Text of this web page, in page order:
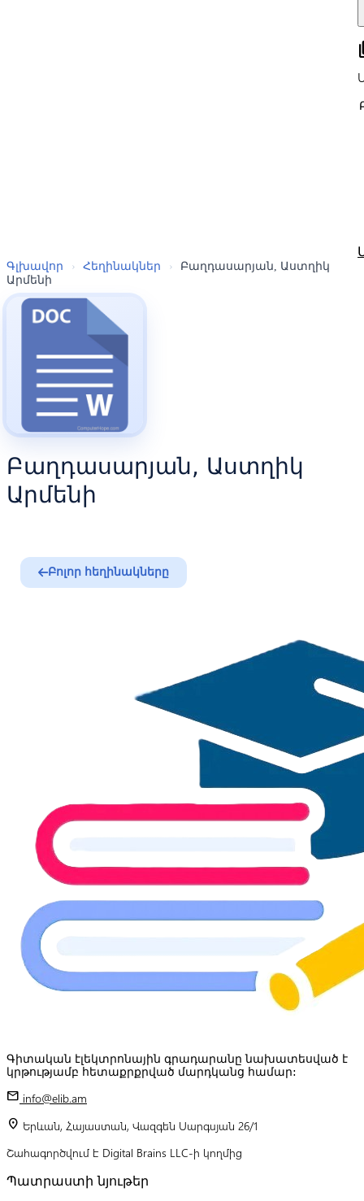
Գլխավոր › Հեղինակներ ›
Բաղդասարյան, Աստղիկ
Արմենի
Բաղդասարյան, Աստղիկ
Արմենի
Բոլոր հեղինակները
Գիտական էլեկտրոնային գրադարանը նախատեսված է
կրթությամբ հետաքրքրված մարդկանց համար:
mail info@elib.am
location_on Երևան, Հայաստան, Վազգեն Սարգսյան 26/1
Շահագործվում է Digital Brains LLC-ի կողմից
Պատրաստի նյութեր